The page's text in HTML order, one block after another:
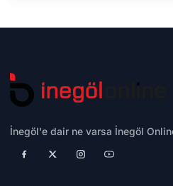
İnegöl'e dair ne varsa İnegöl